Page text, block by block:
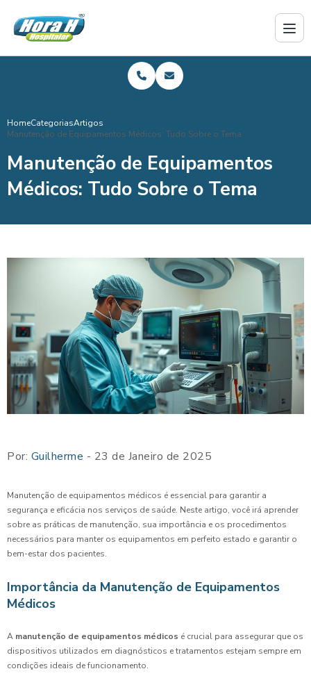
HomeCategoriasArtigos
Manutenção de Equipamentos Médicos: Tudo Sobre o Tema
Manutenção de Equipamentos
Médicos: Tudo Sobre o Tema
Por: Guilherme - 23 de Janeiro de 2025
Manutenção de equipamentos médicos é essencial para garantir a
segurança e eficácia nos serviços de saúde. Neste artigo, você irá aprender
sobre as práticas de manutenção, sua importância e os procedimentos
necessários para manter os equipamentos em perfeito estado e garantir o
bem-estar dos pacientes.
Importância da Manutenção de Equipamentos
Médicos
A manutenção de equipamentos médicos é crucial para assegurar que os
dispositivos utilizados em diagnósticos e tratamentos estejam sempre em
condições ideais de funcionamento.